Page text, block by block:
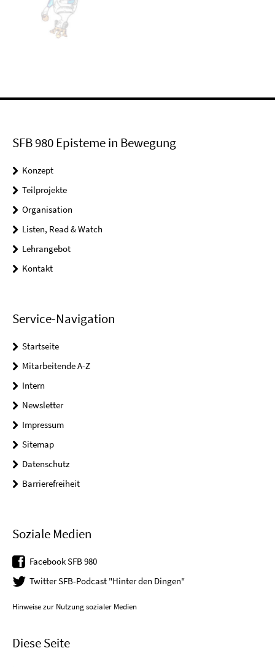
SFB 980 Episteme in Bewegung
Konzept
Teilprojekte
Organisation
Listen, Read & Watch
Lehrangebot
Kontakt
Service-Navigation
Startseite
Mitarbeitende A-Z
Intern
Newsletter
Impressum
Sitemap
Datenschutz
Barrierefreiheit
Soziale Medien
Facebook SFB 980
Twitter SFB-Podcast "Hinter den Dingen"
Hinweise zur Nutzung sozialer Medien
Diese Seite